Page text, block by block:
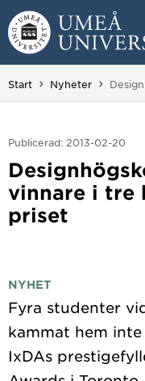
Hoppa direkt till
Huvudmenyn dold.
Start Nyheter Du är
Publicerad: 2013-02-20
vinnare i tre
priset
NYHET
Fyra studenter
kammat hem
IxDAs